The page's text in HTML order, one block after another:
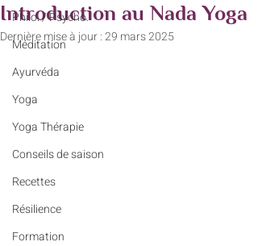
Philo. / Psycho.
Méditation
Ayurvéda
Yoga
Yoga Thérapie
Conseils de saison
Recettes
Résilience
Formation
Introduction au Nada Yoga
Dernière mise à jour :29 mars 2025